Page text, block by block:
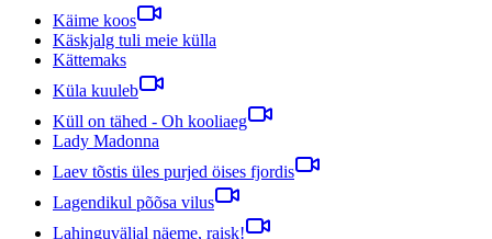
Käime koos
Käskjalg tuli meie külla
Kättemaks
Küla kuuleb
Küll on tähed - Oh kooliaeg
Lady Madonna
Laev tõstis üles purjed öises fjordis
Lagendikul põõsa vilus
Lahinguväljal näeme, raisk!